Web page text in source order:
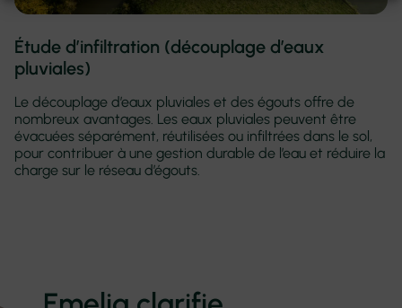
Étude d’infiltration (découplage d’eaux
pluviales)
Le découplage d’eaux pluviales et des égouts offre de
nombreux avantages. Les eaux pluviales peuvent être
évacuées séparément, réutilisées ou infiltrées dans le sol,
pour contribuer à une gestion durable de l’eau et réduire la
charge sur le réseau d’égouts.